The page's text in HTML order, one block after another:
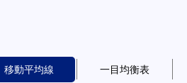
移動平均線 一目均衡表